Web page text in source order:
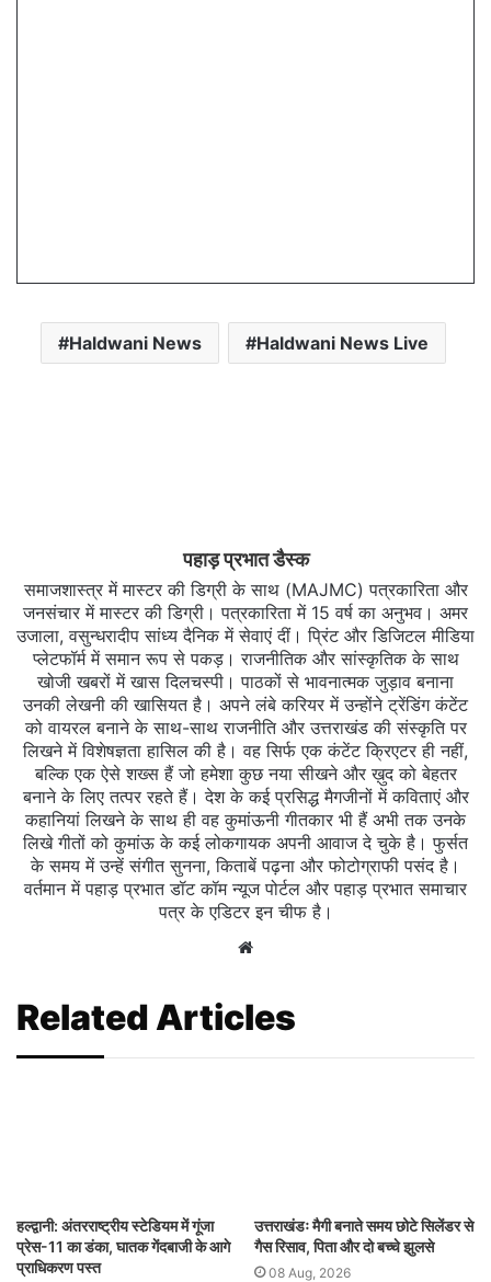
Haldwani News Haldwani News Live
पहाड़ प्रभात डैस्क
समाजशास्त्र में मास्टर की डिग्री के साथ (MAJMC) पत्रकारिता और
जनसंचार में मास्टर की डिग्री। पत्रकारिता में 15 वर्ष का अनुभव। अमर
उजाला, वसुन्धरादीप सांध्य दैनिक में सेवाएं दीं। प्रिंट और डिजिटल मीडिया
प्लेटफॉर्म में समान रूप से पकड़। राजनीतिक और सांस्कृतिक के साथ
खोजी खबरों में खास दिलचस्‍पी। पाठकों से भावनात्मक जुड़ाव बनाना
उनकी लेखनी की खासियत है। अपने लंबे करियर में उन्होंने ट्रेंडिंग कंटेंट
को वायरल बनाने के साथ-साथ राजनीति और उत्तराखंड की संस्कृति पर
लिखने में विशेषज्ञता हासिल की है। वह सिर्फ एक कंटेंट क्रिएटर ही नहीं,
बल्कि एक ऐसे शख्स हैं जो हमेशा कुछ नया सीखने और ख़ुद को बेहतर
बनाने के लिए तत्पर रहते हैं। देश के कई प्रसिद्ध मैगजीनों में कविताएं और
कहानियां लिखने के साथ ही वह कुमांऊनी गीतकार भी हैं अभी तक उनके
लिखे गीतों को कुमांऊ के कई लोकगायक अपनी आवाज दे चुके है। फुर्सत
के समय में उन्हें संगीत सुनना, किताबें पढ़ना और फोटोग्राफी पसंद है।
वर्तमान में पहाड़ प्रभात डॉट कॉम न्यूज पोर्टल और पहाड़ प्रभात समाचार
पत्र के एडिटर इन चीफ है।
Website
Related Articles
हल्द्वानी: अंतरराष्ट्रीय स्टेडियम में गूंजा
प्रेस-11 का डंका, घातक गेंदबाजी के आगे
प्राधिकरण पस्त
उत्तराखंडः मैगी बनाते समय छोटे सिलेंडर से
गैस रिसाव, पिता और दो बच्चे झुलसे
08 Aug, 2026